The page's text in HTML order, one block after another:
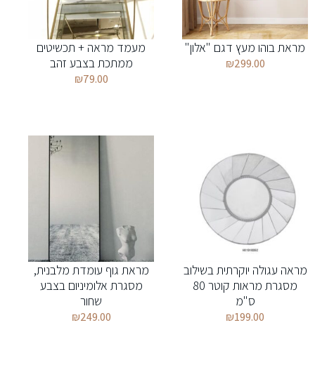
מראת בוהו מעץ דגם "אלון"
₪299.00
מעמד מראה + תכשיטים
ממתכת בצבע זהב
₪79.00
מראה עגולה יוקרתית בשילוב
מסגרת מראות קוטר 80
ס"מ
₪199.00
מראת גוף עומדת מלבנית,
מסגרת אלומיניום בצבע
שחור
₪249.00